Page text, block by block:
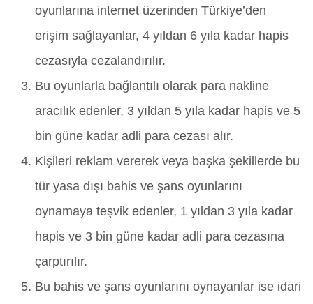
oyunlarına internet üzerinden Türkiye’den
erişim sağlayanlar, 4 yıldan 6 yıla kadar hapis
cezasıyla cezalandırılır.
Bu oyunlarla bağlantılı olarak para nakline
aracılık edenler, 3 yıldan 5 yıla kadar hapis ve 5
bin güne kadar adli para cezası alır.
Kişileri reklam vererek veya başka şekillerde bu
tür yasa dışı bahis ve şans oyunlarını
oynamaya teşvik edenler, 1 yıldan 3 yıla kadar
hapis ve 3 bin güne kadar adli para cezasına
çarptırılır.
Bu bahis ve şans oyunlarını oynayanlar ise idari